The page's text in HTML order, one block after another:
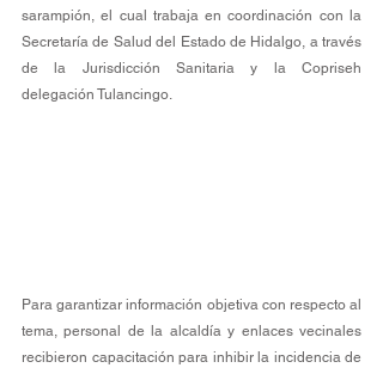
sarampión, el cual trabaja en coordinación con la
Secretaría de Salud del Estado de Hidalgo, a través
de la Jurisdicción Sanitaria y la Copriseh
delegación Tulancingo.
Para garantizar información objetiva con respecto al
tema, personal de la alcaldía y enlaces vecinales
recibieron capacitación para inhibir la incidencia de